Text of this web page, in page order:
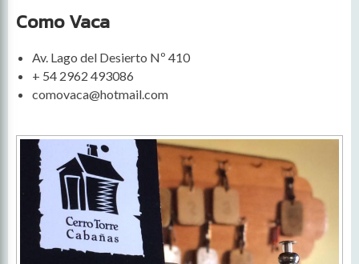
Como Vaca
Av. Lago del Desierto Nº 410
+ 54 2962 493086
comovaca@hotmail.com